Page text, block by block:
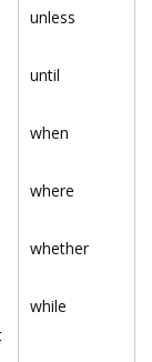
unless
until
when
where
whether
while